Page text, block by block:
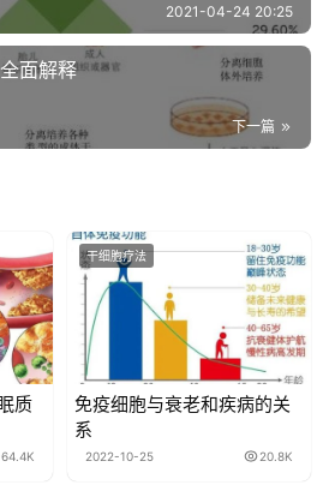
2021-04-24 20:25
面解释
下一篇
质
64.4K
干细胞疗法
免疫细胞与衰老和疾病的关
系
2022-10-25 20.8K